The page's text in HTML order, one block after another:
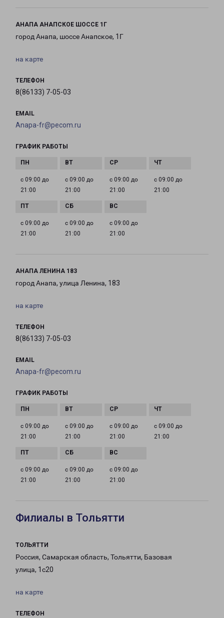
АНАПА АНАПСКОЕ ШОССЕ 1Г
город Анапа, шоссе Анапское, 1Г
на карте
ТЕЛЕФОН
8(86133) 7-05-03
EMAIL
Anapa-fr@pecom.ru
ГРАФИК РАБОТЫ
с 09:00 до
21:00
с 09:00 до
21:00
с 09:00 до
21:00
с 09:00 до
21:00
с 09:00 до
21:00
с 09:00 до
21:00
с 09:00 до
21:00
АНАПА ЛЕНИНА 183
город Анапа, улица Ленина, 183
на карте
ТЕЛЕФОН
8(86133) 7-05-03
EMAIL
Anapa-fr@pecom.ru
ГРАФИК РАБОТЫ
с 09:00 до
21:00
с 09:00 до
21:00
с 09:00 до
21:00
с 09:00 до
21:00
с 09:00 до
21:00
с 09:00 до
21:00
с 09:00 до
21:00
Филиалы в Тольятти
ТОЛЬЯТТИ
Россия, Самарская область, Тольятти, Базовая
улица, 1с20
на карте
ТЕЛЕФОН